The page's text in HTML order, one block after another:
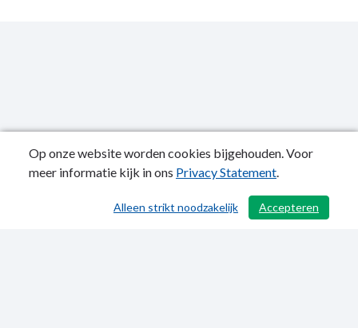
/ 503
Publicatiedatum: 07-07-2022
Op onze website worden cookies bijgehouden. Voor
meer informatie kijk in ons Privacy Statement.
Accepteren
Alleen strikt noodzakelijk